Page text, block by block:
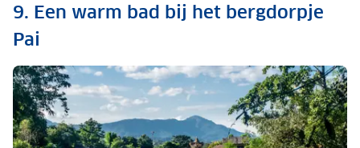
Thailand
9. Een warm bad bij het bergdorpje
Pai